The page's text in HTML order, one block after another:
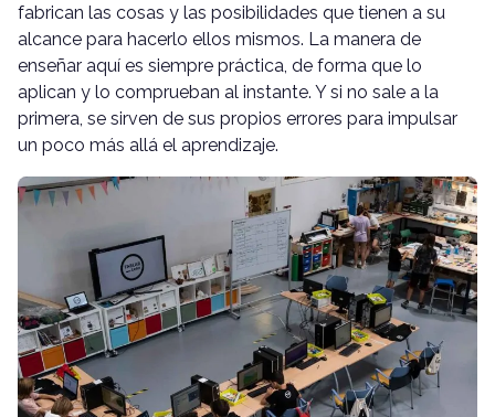
fabrican las cosas y las posibilidades que tienen a su
alcance para hacerlo ellos mismos. La manera de
enseñar aquí es siempre práctica, de forma que lo
aplican y lo comprueban al instante. Y si no sale a la
primera, se sirven de sus propios errores para impulsar
un poco más allá el aprendizaje.